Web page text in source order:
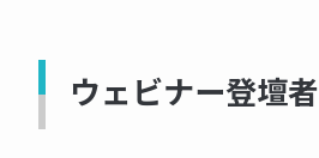
ウェビナー登壇者